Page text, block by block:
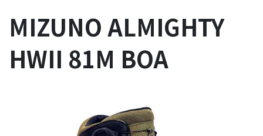
N
A
V
I
A
T
MIZUNO ALMIGHTY
HWII 81M BOA